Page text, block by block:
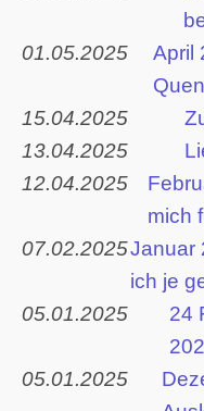
01.05.2025
April
15.04.2025
13.04.2025
12.04.2025
mich
07.02.2025Januar
ich je
05.01.2025
24
05.01.2025